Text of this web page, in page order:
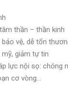
thần – thần kinh
vệ, dễ tổn
giảm tự tin
lực nội sọ: chóng
cơ vòng…